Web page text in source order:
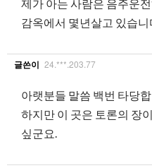
제가 아는 사람은 음주운
감옥에서 몇년살고 있습니
글쓴이 24.***.203.77
아랫분들 말씀 백번 타당
하지만 이 곳은 토론의 장
싶군요.